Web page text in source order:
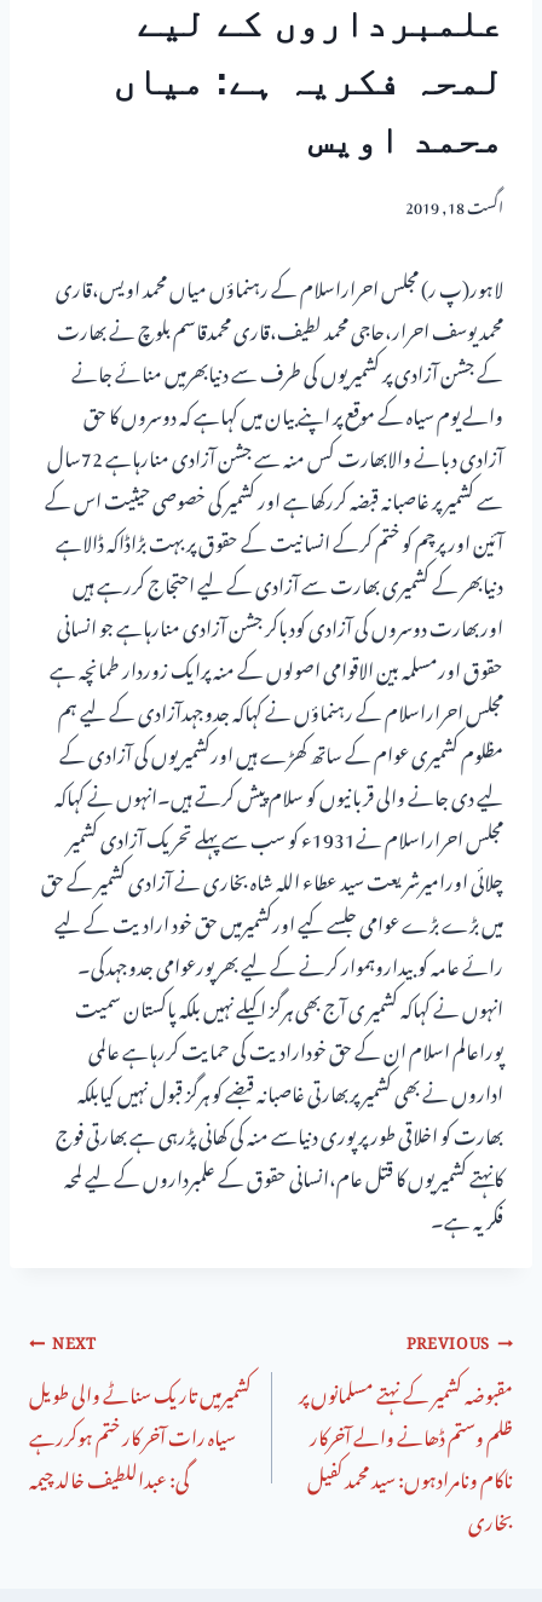
علمبرداروں کے لیے
لمحہ فکریہ ہے: میاں
محمد اویس
اگست 18, 2019
لاہور(پ ر) مجلس احراراسلام کے رہنماؤں میاں محمد اویس،قاری
محمد یوسف احرار،حاجی محمد لطیف،قاری محمدقاسم بلوچ نے بھارت
کے جشن آزادی پر کشمیریوں کی طرف سے دنیابھرمیں منائے جانے
والے یوم سیاہ کے موقع پر اپنے بیان میں کہاہے کہ دوسروں کا حق
آزادی دبانے والابھارت کس منہ سے جشن آزادی منارہاہے 72سال
سے کشمیر پر غاصبانہ قبضہ کررکھاہے اور کشمیر کی خصوصی حیثیت اس کے
آئین اور پرچم کو ختم کرکے انسانیت کے حقوق پر بہت بڑاڈاکہ ڈالاہے
دنیابھر کے کشمیری بھارت سے آزادی کے لیے احتجاج کررہے ہیں
اوربھارت دوسروں کی آزادی کودباکر جشن آزادی منارہاہے جو انسانی
حقوق اورمسلمہ بین الاقوامی اصولوں کے منہ پرایک زوردار طمانچہ ہے
مجلس احراراسلام کے رہنماؤں نے کہاکہ جدوجہدآزادی کے لیے ہم
مظلوم کشمیری عوام کے ساتھ کھڑے ہیں اورکشمیریوں کی آزادی کے
لیے دی جانے والی قربانیوں کو سلام پیش کرتے ہیں۔انہوں نے کہاکہ
مجلس احراراسلام نے1931ء کو سب سے پہلے تحریک آزادی کشمیر
چلائی اورامیرشریعت سید عطاء اللہ شاہ بخاری نے آزادی کشمیر کے حق
میں بڑے بڑے عوامی جلسے کیے اورکشمیرمیں حق خود ارادیت کے لیے
رائے عامہ کوبیداروہموار کرنے کے لیے بھرپورعوامی جدوجہدکی۔
انہوں نے کہاکہ کشمیر ی آج بھی ہرگز اکیلے نہیں بلکہ پاکستان سمیت
پوراعالم اسلام ان کے حق خودارادیت کی حمایت کررہاہے عالمی
اداروں نے بھی کشمیر پربھارتی غاصبانہ قبضے کو ہرگز قبول نہیں کیابلکہ
بھارت کو اخلاقی طورپر پوری دنیاسے منہ کی کھانی پڑرہی ہے بھارتی فوج
کانہتے کشمیریوں کا قتل عام،انسانی حقوق کے علمبرداروں کے لیے لمحہ
فکریہ ہے۔
PREVIOUS
مقبوضہ کشمیر کے نہتے مسلمانوں پر
ظلم وستم ڈھانے والے آخرکار
ناکام ونامرادہوں: سید محمد کفیل
بخاری
NEXT
کشمیرمیں تاریک سناٹے والی طویل
سیاہ رات آخر کار ختم ہوکررہے
گی: عبداللطیف خالد چیمہ